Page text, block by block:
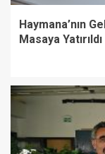
Haymana’nın
Masaya Yatırıldı